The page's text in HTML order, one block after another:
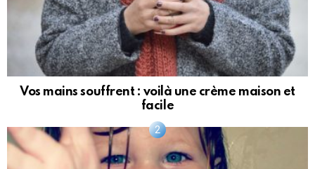
Vos mains souffrent : voilà une crème maison et
facile